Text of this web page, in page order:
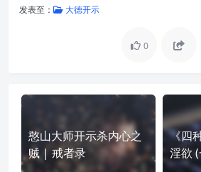
发表至： 大德开示
0
憨山大师开示杀内心之
贼 | 戒者录
《四
淫欲